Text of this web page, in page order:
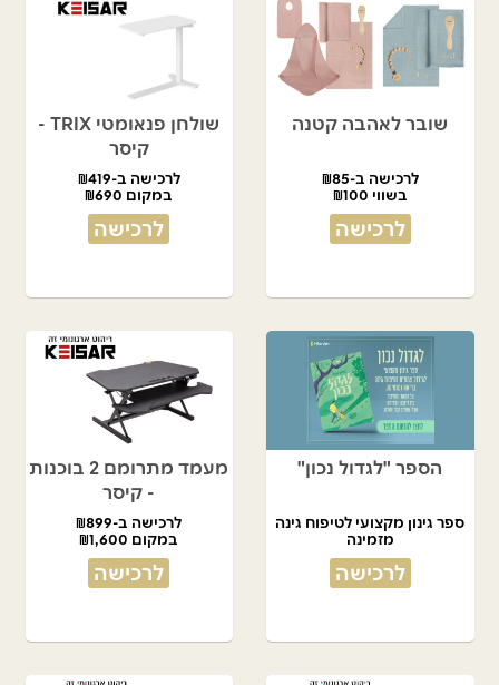
שובר לאהבה קטנה
לרכישה ב-₪85
בשווי ₪100
לרכישה
שולחן פנאומטי TRIX -
קיסר
לרכישה ב-₪419
במקום ₪690
לרכישה
הספר "לגדול נכון"
ספר גינון מקצועי לטיפוח גינה
מזמינה
לרכישה
מעמד מתרומם 2 בוכנות
- קיסר
לרכישה ב-₪899
במקום ₪1,600
לרכישה